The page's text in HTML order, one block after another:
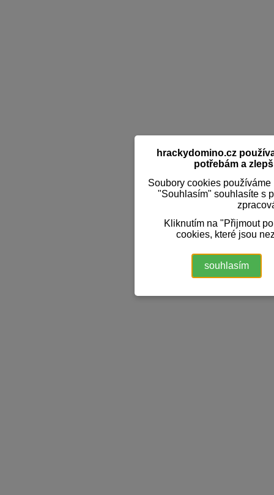
hrackydomino.cz
potřebám a
Soubory cookies
"Souhlasím" souhlasíte s
Kliknutím na "Přijmout
cookies, které jsou
souhlasím